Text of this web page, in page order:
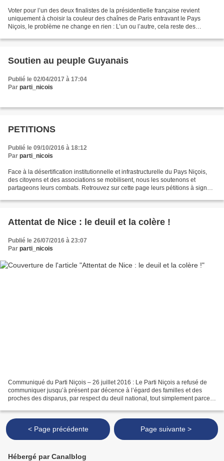
Voter pour l’un des deux finalistes de la présidentielle française revient
uniquement à choisir la couleur des chaînes de Paris entravant le Pays
Niçois, le problème ne change en rien : L’un ou l’autre, cela reste des
Soutien au peuple Guyanais
Publié le 02/04/2017 à 17:04
Par parti_nicois
PETITIONS
Publié le 09/10/2016 à 18:12
Par parti_nicois
Face à la désertification institutionnelle et infrastructurelle du Pays Niçois,
des citoyens et des associations se mobilisent, nous les soutenons et
partageons leurs combats. Retrouvez sur cette page leurs pétitions à signer
Attentat de Nice : le deuil et la colère !
Publié le 26/07/2016 à 23:07
Par parti_nicois
Communiqué du Parti Niçois – 26 juillet 2016 : Le Parti Niçois a refusé de
communiquer jusqu’à présent par décence à l’égard des familles et des
proches des disparus, par respect du deuil national, tout simplement parce
< Page précédente Page suivante >
Hébergé par Canalblog